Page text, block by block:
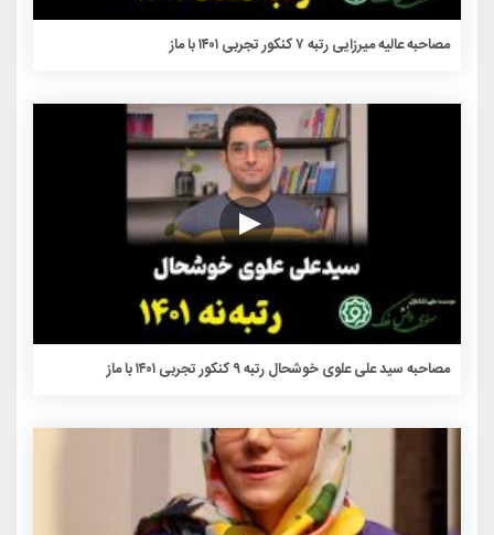
مصاحبه عالیه میرزایی رتبه ۷ کنکور تجربی ۱۴۰۱ با ماز
مصاحبه سید علی علوی خوشحال رتبه ۹ کنکور تجربی ۱۴۰۱ با ماز